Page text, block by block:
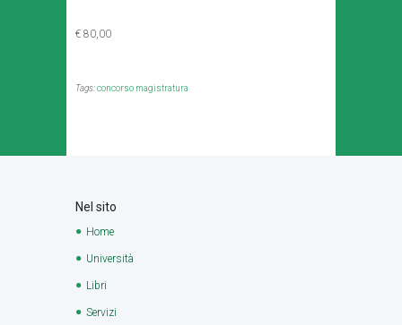
€ 80,00
Tags:concorso magistratura
Nel sito
Home
Università
Libri
Servizi